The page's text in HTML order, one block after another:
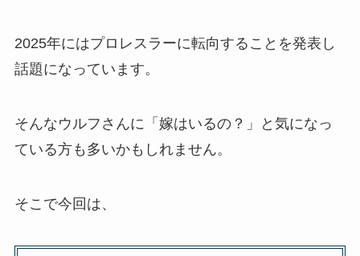
2025年にはプロレスラーに転向することを発表し
話題になっています。
そんなウルフさんに「嫁はいるの？」と気になっ
ている方も多いかもしれません。
そこで今回は、